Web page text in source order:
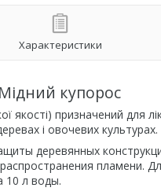
Характеристики
Мідний купорос
якості) призначений для
і овочевих культурах.
деревянных
пламени.
10 л воды.